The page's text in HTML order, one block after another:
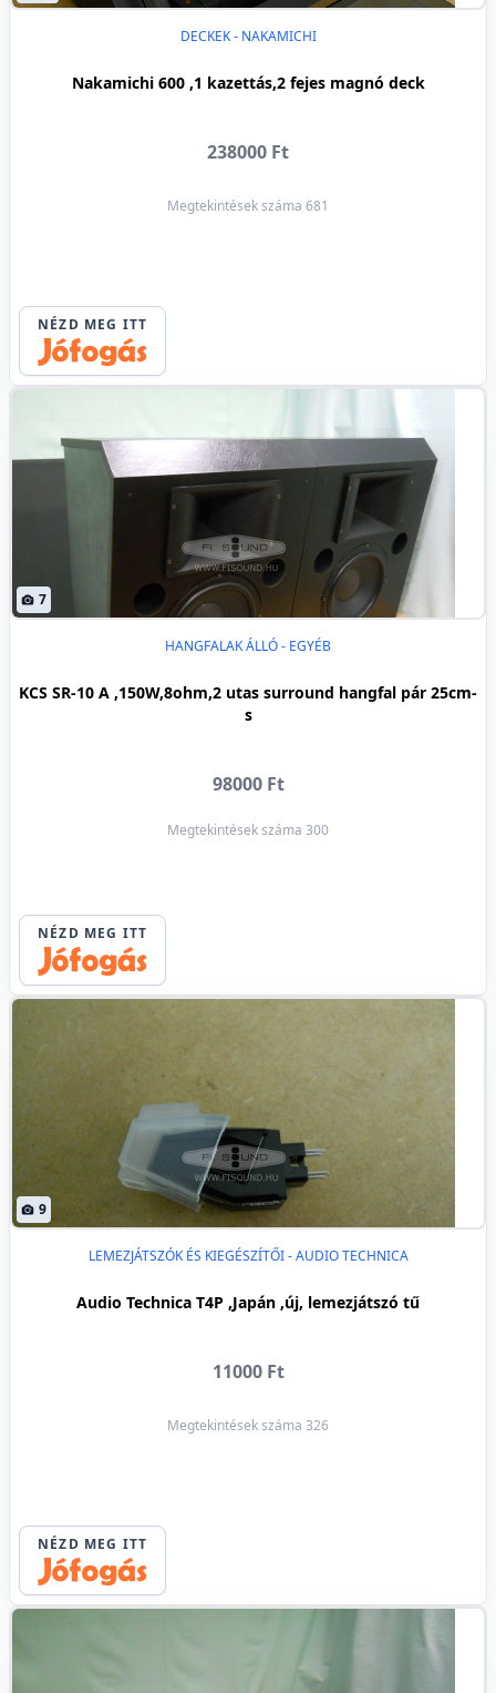
DECKEK - NAKAMICHI
Nakamichi 600 ,1 kazettás,2 fejes magnó deck
238000 Ft
Megtekintések száma 681
NÉZD MEG ITT
7
HANGFALAK ÁLLÓ - EGYÉB
KCS SR-10 A ,150W,8ohm,2 utas surround hangfal pár 25cm-
s
98000 Ft
Megtekintések száma 300
NÉZD MEG ITT
9
LEMEZJÁTSZÓK ÉS KIEGÉSZÍTŐI - AUDIO TECHNICA
Audio Technica T4P ,Japán ,új, lemezjátszó tű
11000 Ft
Megtekintések száma 326
NÉZD MEG ITT